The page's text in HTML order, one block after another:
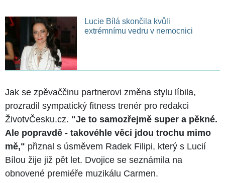
Lucie Bílá skončila kvůli
extrémnímu vedru v nemocnici
Jak se zpěvaččinu partnerovi změna stylu líbila,
prozradil sympatický fitness trenér pro redakci
ŽivotvČesku.cz. "Je to samozřejmě super a pěkné.
Ale popravdě - takovéhle věci jdou trochu mimo
mě," přiznal s úsměvem Radek Filipi, který s Lucií
Bílou žije již pět let. Dvojice se seznámila na
obnovené premiéře muzikálu Carmen.